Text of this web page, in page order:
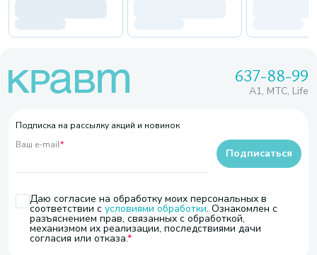
637-88-99
A1, МТС, Life
Подписка на рассылку акций и новинок
Ваш e-mail*
Даю согласие на обработку моих персональных в
соответствии с условиями обработки. Ознакомлен с
разъяснением прав, связанных с обработкой,
механизмом их реализации, последствиями дачи
согласия или отказа.
Подписаться